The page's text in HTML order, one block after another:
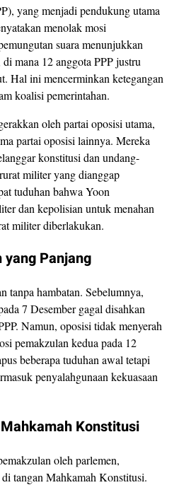
yang menjadi pendukung utama
menolak mosi
suara menunjukkan
mana 12 anggota PPP justru
Hal ini mencerminkan ketegangan
koalisi pemerintahan.
oleh partai oposisi utama,
partai oposisi lainnya. Mereka
konstitusi dan undang-
militer yang dianggap
tuduhan bahwa Yoon
dan kepolisian untuk menahan
militer diberlakukan.
Panjang
tanpa hambatan. Sebelumnya,
7 Desember gagal disahkan
Namun, oposisi tidak menyerah
pemakzulan kedua pada 12
beberapa tuduhan awal tetapi
penyalahgunaan kekuasaan
Konstitusi
oleh parlemen,
tangan Mahkamah Konstitusi.